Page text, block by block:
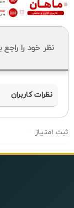
نظر خود را راجع
نظرات کاربران